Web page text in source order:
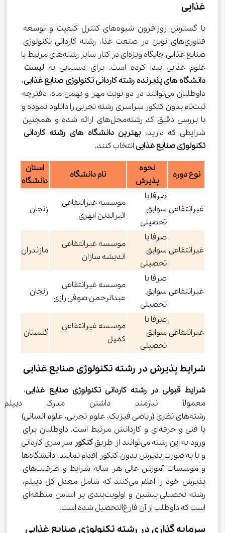
غذایی
با گسترش روزافزون شیوه‌های کنترل کیفیت و توسعه
فناوری‌های نوین در صنعت غذا، رشته کاردانی تکنولوژی
صنایع غذایی جایگاه ویژه‌ای در کنار سایر رشته‌های مرتبط با
علوم غذایی پیدا کرده است. برای دستیابی به لیست
دانشگاه های پذیرنده رشته کاردانی تکنولوژی صنایع غذایی،
داوطلبان می‌توانند در دو نوبت مهر و بهمن ماه، دفترچه
ثبت‌نام بدون کنکور سراسری رشته تجربی را دانلود نموده و
با بررسی دقیق کد رشته‌محل‌های ارائه شده و همچنین
شرایطی که دارید، بهترین دانشگاه های رشته کاردانی
تکنولوژی صنایع غذایی انتخاب کنند.
نوع دوره
نحوه
پذیرش
نام دانشگاه
استان
دانشگاه
غیرانتفاعی
صرفا با
سوابق
تحصیلی
موسسه غیرانتفاعی
اثیرالدین ابهری
زنجان
غیرانتفاعی
صرفا با
سوابق
تحصیلی
موسسه غیرانتفاعی
اندیشه سازان
مازندران
غیرانتفاعی
صرفا با
سوابق
تحصیلی
موسسه غیرانتفاعی
عبدالرحمن صوفی رازی
زنجان
غیرانتفاعی
صرفا با
سوابق
تحصیلی
موسسه غیرانتفاعی
کمیل
گلستان
شرایط پذیرش در رشته تکنولوژی صنایع غذایی
شرایط قبولی در رشته کاردانی تکنولوژی صنایع غذایی،
معمولاً نیازمند داشتن مدرک
رشته‌های نظری (ریاضی فیزیک، علوم تجربی، علوم انسانی)
یا فنی و حرفه‌ای و کاردانش مرتبط است. داوطلبان برای
ورود به این رشته می‌توانند از طریق
کنکور سراسری کاردانی
و یا به صورت پذیرش بدون کنکور اقدام نمایند. دانشگاه‌ها
و موسسات آموزش عالی هر ساله شرایط و ظرفیت‌های
پذیرش خود را اعلام می‌کنند که شامل معدل کل دیپلم،
رشته تحصیلی پیشین و اولویت‌بندی بر اساس منطقه‌ای
است که داوطلب از آن فارغ‌التحصیل شده است.
سرمایه گذاری در رشته تکنولوژی صنایع غذایی